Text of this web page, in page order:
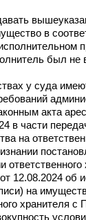
в
был не
у суда
акта
в части
на
ответственного
12.08.2024 об
на
хранителя